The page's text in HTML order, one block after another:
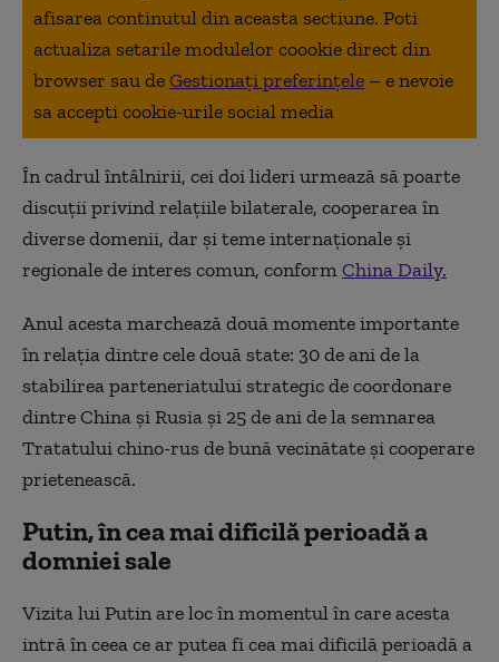
afisarea continutul din aceasta sectiune. Poti
actualiza setarile modulelor coookie direct din
browser sau deGestionați preferințele – e nevoie
sa accepti cookie-urile social media
În cadrul întâlnirii, cei doi lideri urmează să poarte
discuții privind relațiile bilaterale, cooperarea în
diverse domenii, dar și teme internaționale și
regionale de interes comun, conformChina Daily.
Anul acesta marchează două momente importante
în relația dintre cele două state: 30 de ani de la
stabilirea parteneriatului strategic de coordonare
dintre China și Rusia și 25 de ani de la semnarea
Tratatului chino-rus de bună vecinătate și cooperare
prietenească.
Putin, în cea mai dificilă perioadă a
domniei sale
Vizita lui Putin are loc în momentul în care acesta
intră în ceea ce ar putea fi cea mai dificilă perioadă a